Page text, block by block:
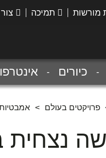
מורשות תמיכה
כיורים
פרויקטים בעולם >
נצחית